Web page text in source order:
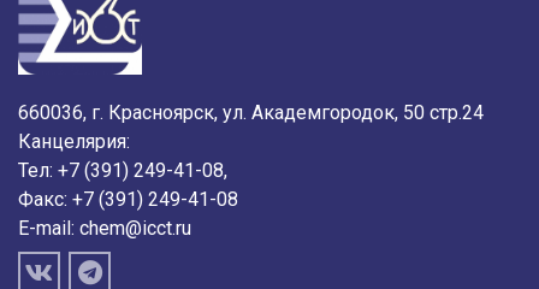
660036, г. Красноярск, ул. Академгородок, 50 стр.24
Канцелярия:
Тел: +7 (391) 249-41-08,
Факс: +7 (391) 249-41-08
E-mail: chem@icct.ru